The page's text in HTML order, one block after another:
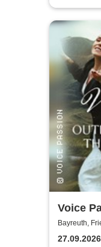
Voice
Kingdom
Bayreuth,
(Balkonsaal)
27.09.2026